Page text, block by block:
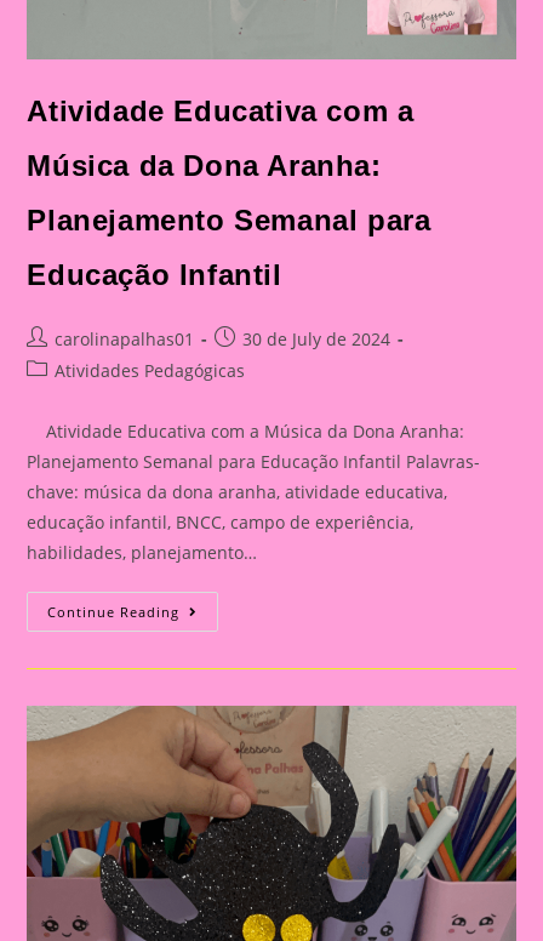
Atividade Educativa com a
Música da Dona Aranha:
Planejamento Semanal para
Educação Infantil
Post
author:
carolinapalhas01
Post
published:
30 de July de 2024
PostAtividades Pedagógicas
Atividade Educativa com a Música da Dona Aranha:
Planejamento Semanal para Educação Infantil Palavras-
chave: música da dona aranha, atividade educativa,
educação infantil, BNCC, campo de experiência,
habilidades, planejamento…
Continue Reading Atividade
Educativa
A
Dona
Aranha:
Planejamento
Semanal
Para
Educação
Infantil